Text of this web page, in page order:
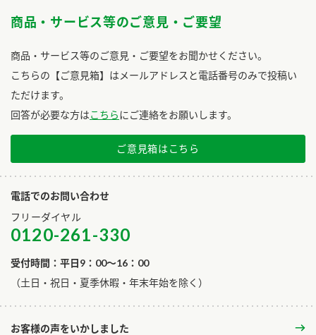
商品・サービス等のご意見・ご要望
商品・サービス等のご意見・ご要望をお聞かせください。
こちらの【ご意見箱】はメールアドレスと電話番号のみで投稿い
ただけます。
回答が必要な方はこちらにご連絡をお願いします。
ご意見箱はこちら
電話でのお問い合わせ
フリーダイヤル
0120-261-330
受付時間：平日9：00～16：00
​（土日・祝日・夏季休暇・年末年始を除く）
お客様の声をいかしました